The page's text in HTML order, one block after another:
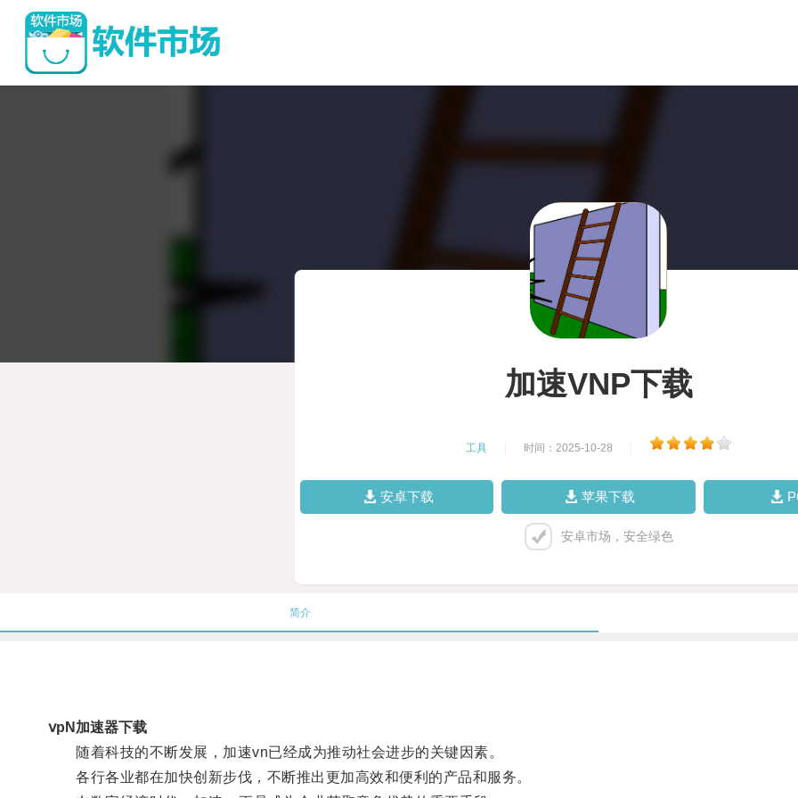
加速VNP下载
工具 时间：2025-10-28
安卓下载 苹果下载
安卓市场，安全绿色
简介
ⅴpN加速器下载
随着科技的不断发展，加速vn已经成为推动社会进步的关键因素。
各行各业都在加快创新步伐，不断推出更加高效和便利的产品和服务。